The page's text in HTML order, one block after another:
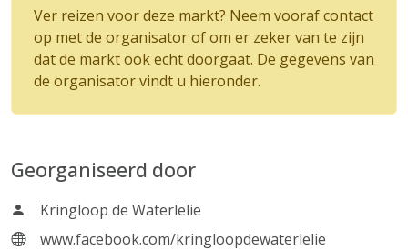
Ver reizen voor deze markt? Neem vooraf contact
op met de organisator of om er zeker van te zijn
dat de markt ook echt doorgaat. De gegevens van
de organisator vindt u hieronder.
Georganiseerd door
Kringloop de Waterlelie
www.facebook.com/kringloopdewaterlelie